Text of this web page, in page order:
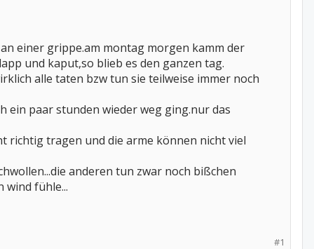
einer grippe.am montag morgen kamm der
und kaput,so blieb es den ganzen tag.
alle taten bzw tun sie teilweise immer noch
ein paar stunden wieder weg ging.nur das
richtig tragen und die arme können nicht viel
anderen tun zwar noch bißchen
wind fühle...
#1